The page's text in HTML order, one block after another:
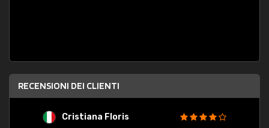
RECENSIONI DEI CLIENTI
Cristiana Floris